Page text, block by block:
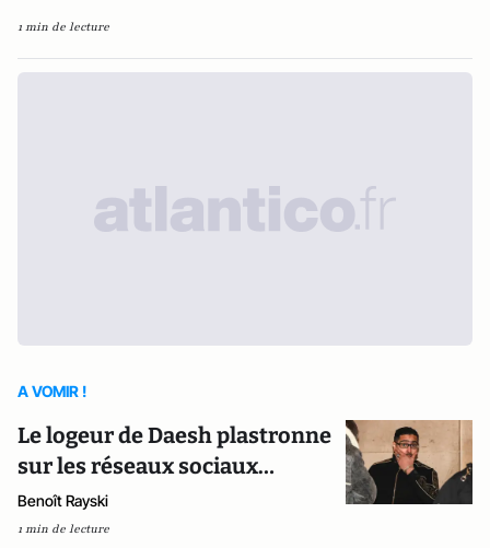
1 min de lecture
A VOMIR !
Le logeur de Daesh plastronne
sur les réseaux sociaux…
Benoît Rayski
1 min de lecture